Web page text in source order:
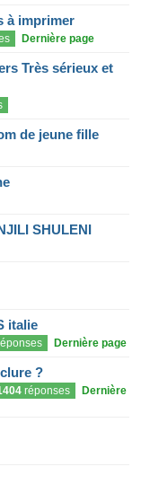
à imprimer
Dernière page
Très sérieux et
de jeune fille
SHULENI
italie
Dernière page
?
réponses
Dernière